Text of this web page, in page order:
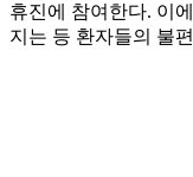
휴진에 참여한다. 이
지는 등 환자들의 불